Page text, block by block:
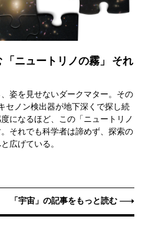
「ニュートリノの霧」
それ
姿を見せないダークマター。その
セノン検出器が地下深くで探し続
になるほど、この「ニュートリノ
それでも科学者は諦めず、探索の
広げている。
「宇宙」の記事をもっと読む